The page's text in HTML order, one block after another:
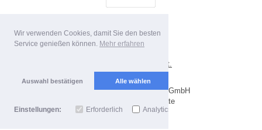
Wir verwenden Cookies, damit Sie den besten
Service genießen können. Mehr erfahren
Auswahl bestätigen Alle wählen
Einstellungen: Erforderlich Analytics
Alle Preise inkl. MwSt.
Lieferbedingungen
Copyright 2026 by Dartpoint GmbH
Mobile Shop by Shopgate